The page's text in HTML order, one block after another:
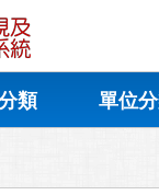
類 單位